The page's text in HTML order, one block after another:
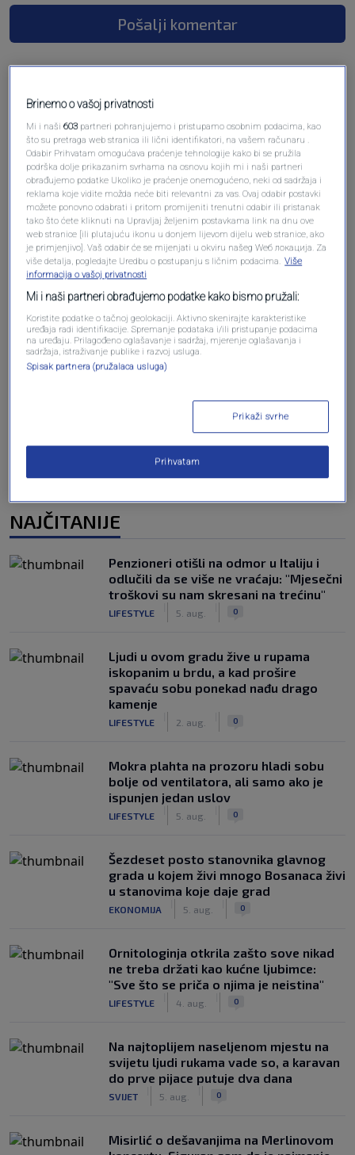
Pošalji komentar
Oglas
NAJČITANIJE
Penzioneri otišli na odmor u Italiju i
odlučili da se više ne vraćaju: "Mjesečni
troškovi su nam skresani na trećinu"
LIFESTYLE 5. aug. 0
Ljudi u ovom gradu žive u rupama
iskopanim u brdu, a kad prošire
spavaću sobu ponekad nađu drago
kamenje
LIFESTYLE 2. aug. 0
Mokra plahta na prozoru hladi sobu
bolje od ventilatora, ali samo ako je
ispunjen jedan uslov
LIFESTYLE 5. aug. 0
Šezdeset posto stanovnika glavnog
grada u kojem živi mnogo Bosanaca živi
u stanovima koje daje grad
EKONOMIJA 5. aug. 0
Ornitologinja otkrila zašto sove nikad
ne treba držati kao kućne ljubimce:
"Sve što se priča o njima je neistina"
LIFESTYLE 4. aug. 0
Na najtoplijem naseljenom mjestu na
svijetu ljudi rukama vade so, a karavan
do prve pijace putuje dva dana
SVIJET 5. aug. 0
Misirlić o dešavanjima na Merlinovom
Brinemo o vašoj privatnosti
Mi i naši603 partneri pohranjujemo i pristupamo osobnim podacima, kao
što su pretraga web stranica ili lični identifikatori, na vašem računaru .
Odabir Prihvatam omogućava praćenje tehnologije kako bi se pružila
podrška dolje prikazanim svrhama na osnovu kojih mi i naši partneri
obrađujemo podatke Ukoliko je praćenje onemogućeno, neki od sadržaja i
reklama koje vidite možda neće biti relevantni za vas. Ovaj odabir postavki
možete ponovno odabrati i pritom promijeniti trenutni odabir ili pristanak
tako što ćete kliknuti na Upravljaj željenim postavkama link na dnu ove
web stranice [ili plutajuću ikonu u donjem lijevom dijelu web stranice, ako
je primjenjivo]. Vaš odabir će se mijenjati u okviru našeg Wеб локација. Za
više detalja, pogledajte Uredbu o postupanju s ličnim podacima. Više
informacija o vašoj privatnosti
Mi i naši partneri obrađujemo podatke kako bismo pružali:
Koristite podatke o tačnoj geolokaciji. Aktivno skenirajte karakteristike
uređaja radi identifikacije. Spremanje podataka i/ili pristupanje podacima
na uređaju. Prilagođeno oglašavanje i sadržaj, mjerenje oglašavanja i
sadržaja, istraživanje publike i razvoj usluga.
Spisak partnera (pružalaca usluga)
Prikaži svrhe
Prihvatam